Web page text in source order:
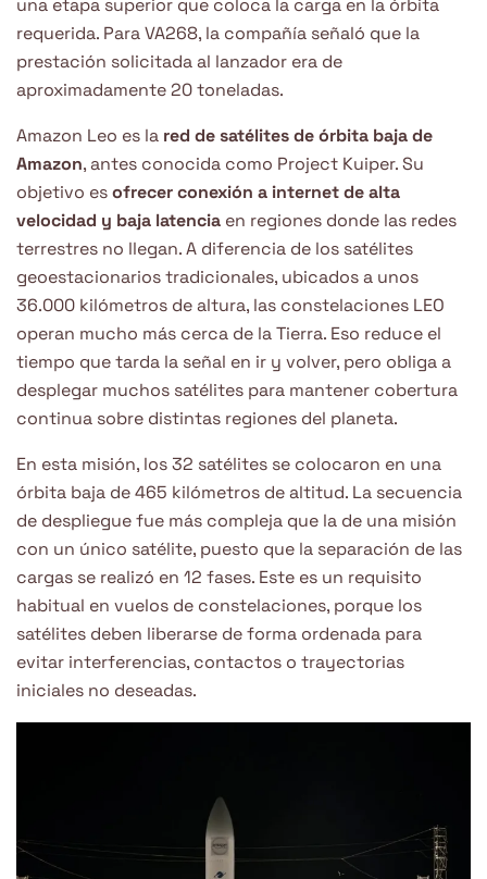
una etapa superior que coloca la carga en la órbita
requerida. Para VA268, la compañía señaló que la
prestación solicitada al lanzador era de
aproximadamente 20 toneladas.
Amazon Leo es la red de satélites de órbita baja de
Amazon, antes conocida como Project Kuiper. Su
objetivo esofrecer conexión a internet de alta
velocidad y baja latencia en regiones donde las redes
terrestres no llegan. A diferencia de los satélites
geoestacionarios tradicionales, ubicados a unos
36.000 kilómetros de altura, las constelaciones LEO
operan mucho más cerca de la Tierra. Eso reduce el
tiempo que tarda la señal en ir y volver, pero obliga a
desplegar muchos satélites para mantener cobertura
continua sobre distintas regiones del planeta.
En esta misión, los 32 satélites se colocaron en una
órbita baja de 465 kilómetros de altitud. La secuencia
de despliegue fue más compleja que la de una misión
con un único satélite, puesto que la separación de las
cargas se realizó en 12 fases. Este es un requisito
habitual en vuelos de constelaciones, porque los
satélites deben liberarse de forma ordenada para
evitar interferencias, contactos o trayectorias
iniciales no deseadas.